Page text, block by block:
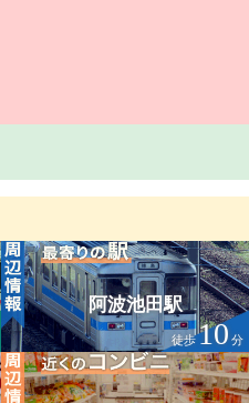
阿波池田駅
徒歩10分